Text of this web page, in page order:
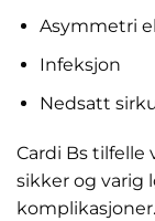
Asymmetri
Infeksjon
Nedsatt
Cardi Bs tilfelle
sikker og varig